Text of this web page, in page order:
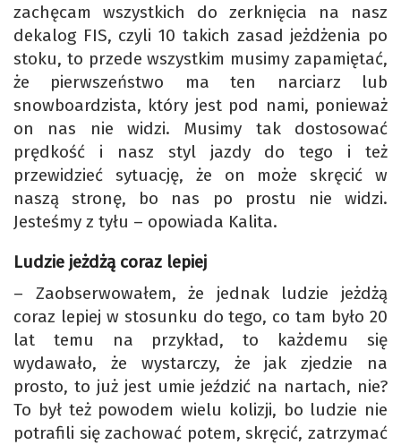
zachęcam wszystkich do zerknięcia na nasz
dekalog FIS, czyli 10 takich zasad jeżdżenia po
stoku, to przede wszystkim musimy zapamiętać,
że pierwszeństwo ma ten narciarz lub
snowboardzista, który jest pod nami, ponieważ
on nas nie widzi. Musimy tak dostosować
prędkość i nasz styl jazdy do tego i też
przewidzieć sytuację, że on może skręcić w
naszą stronę, bo nas po prostu nie widzi.
Jesteśmy z tyłu – opowiada Kalita.
Ludzie jeżdżą coraz lepiej
– Zaobserwowałem, że jednak ludzie jeżdżą
coraz lepiej w stosunku do tego, co tam było 20
lat temu na przykład, to każdemu się
wydawało, że wystarczy, że jak zjedzie na
prosto, to już jest umie jeździć na nartach, nie?
To był też powodem wielu kolizji, bo ludzie nie
potrafili się zachować potem, skręcić, zatrzymać